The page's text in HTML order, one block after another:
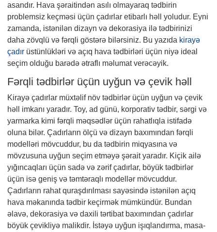
asandır. Hava şəraitindən asılı olmayaraq tədbirin
problemsiz keçməsi üçün çadırlar etibarlı həll yoludur. Eyni
zamanda, istənilən dizayn və dekorasiya ilə tədbirinizi
daha zövqlü və fərqli göstərə bilərsiniz. Bu yazıda kirayə
çadır üstünlükləri və açıq hava tədbirləri üçün niyə ideal
seçim olduğu barədə ətraflı məlumat verəcəyik.
Fərqli tədbirlər üçün uyğun və çevik həll
Kirayə çadırlar müxtəlif növ tədbirlər üçün uyğun və çevik
həll imkanı yaradır. Toy, ad günü, korporativ tədbir, sərgi və
yarmarka kimi fərqli məqsədlər üçün rahatlıqla istifadə
oluna bilər. Çadırların ölçü və dizayn baxımından fərqli
modelləri mövcuddur, bu da tədbirin miqyasına və
mövzusuna uyğun seçim etməyə şərait yaradır. Kiçik ailə
yığıncaqları üçün sadə və zərif çadırlar, böyük tədbirlər
üçün isə geniş və təmtəraqlı modellər mövcuddur.
Çadırların rahat quraşdırılması sayəsində istənilən açıq
hava məkanında tədbir keçirmək mümkündür. Bundan
əlavə, dekorasiya və daxili tərtibat baxımından çadırlar
böyük çevikliyə malikdir. İstəyə uyğun işıqlandırma, masa-